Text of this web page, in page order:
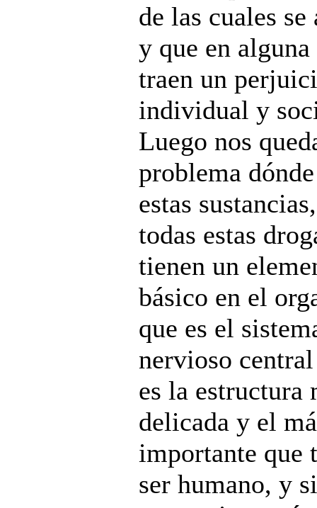
de las cuales se
y que en
traen un
individual y
Luego nos
problema
estas
todas estas
tienen un
básico en el
que es el
nervioso
es la estructura
delicada y el
importante que
ser humano, y